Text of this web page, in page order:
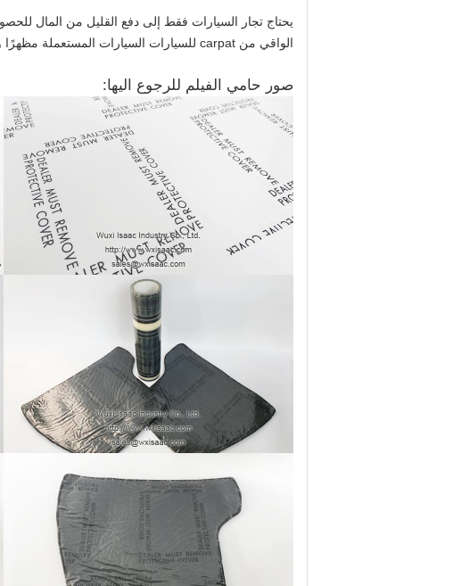
يحتاج تجار السيارات فقط إلى دفع القليل من المال
الواقي من carpat للسيارات السيارات المستعملة مظهرًا وملمسًا "سيارة جديدة".
صور حامي الفيلم للرجوع اليها: